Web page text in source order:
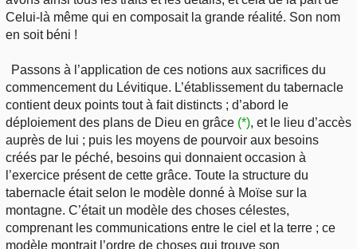
Celui-là même qui en composait la grande réalité. Son nom
en soit béni !
Passons à l’application de ces notions aux sacrifices du
commencement du Lévitique. L’établissement du tabernacle
contient deux points tout à fait distincts ; d’abord le
déploiement des plans de Dieu en grâce (*), et le lieu d’accès
auprès de lui ; puis les moyens de pourvoir aux besoins
créés par le péché, besoins qui donnaient occasion à
l’exercice présent de cette grâce. Toute la structure du
tabernacle était selon le modèle donné à Moïse sur la
montagne. C’était un modèle des choses célestes,
comprenant les communications entre le ciel et la terre ; ce
modèle montrait l’ordre de choses qui trouve son